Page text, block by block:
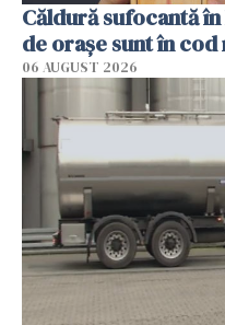
Căldură sufocantă
de orașe sunt în
06 AUGUST 2026